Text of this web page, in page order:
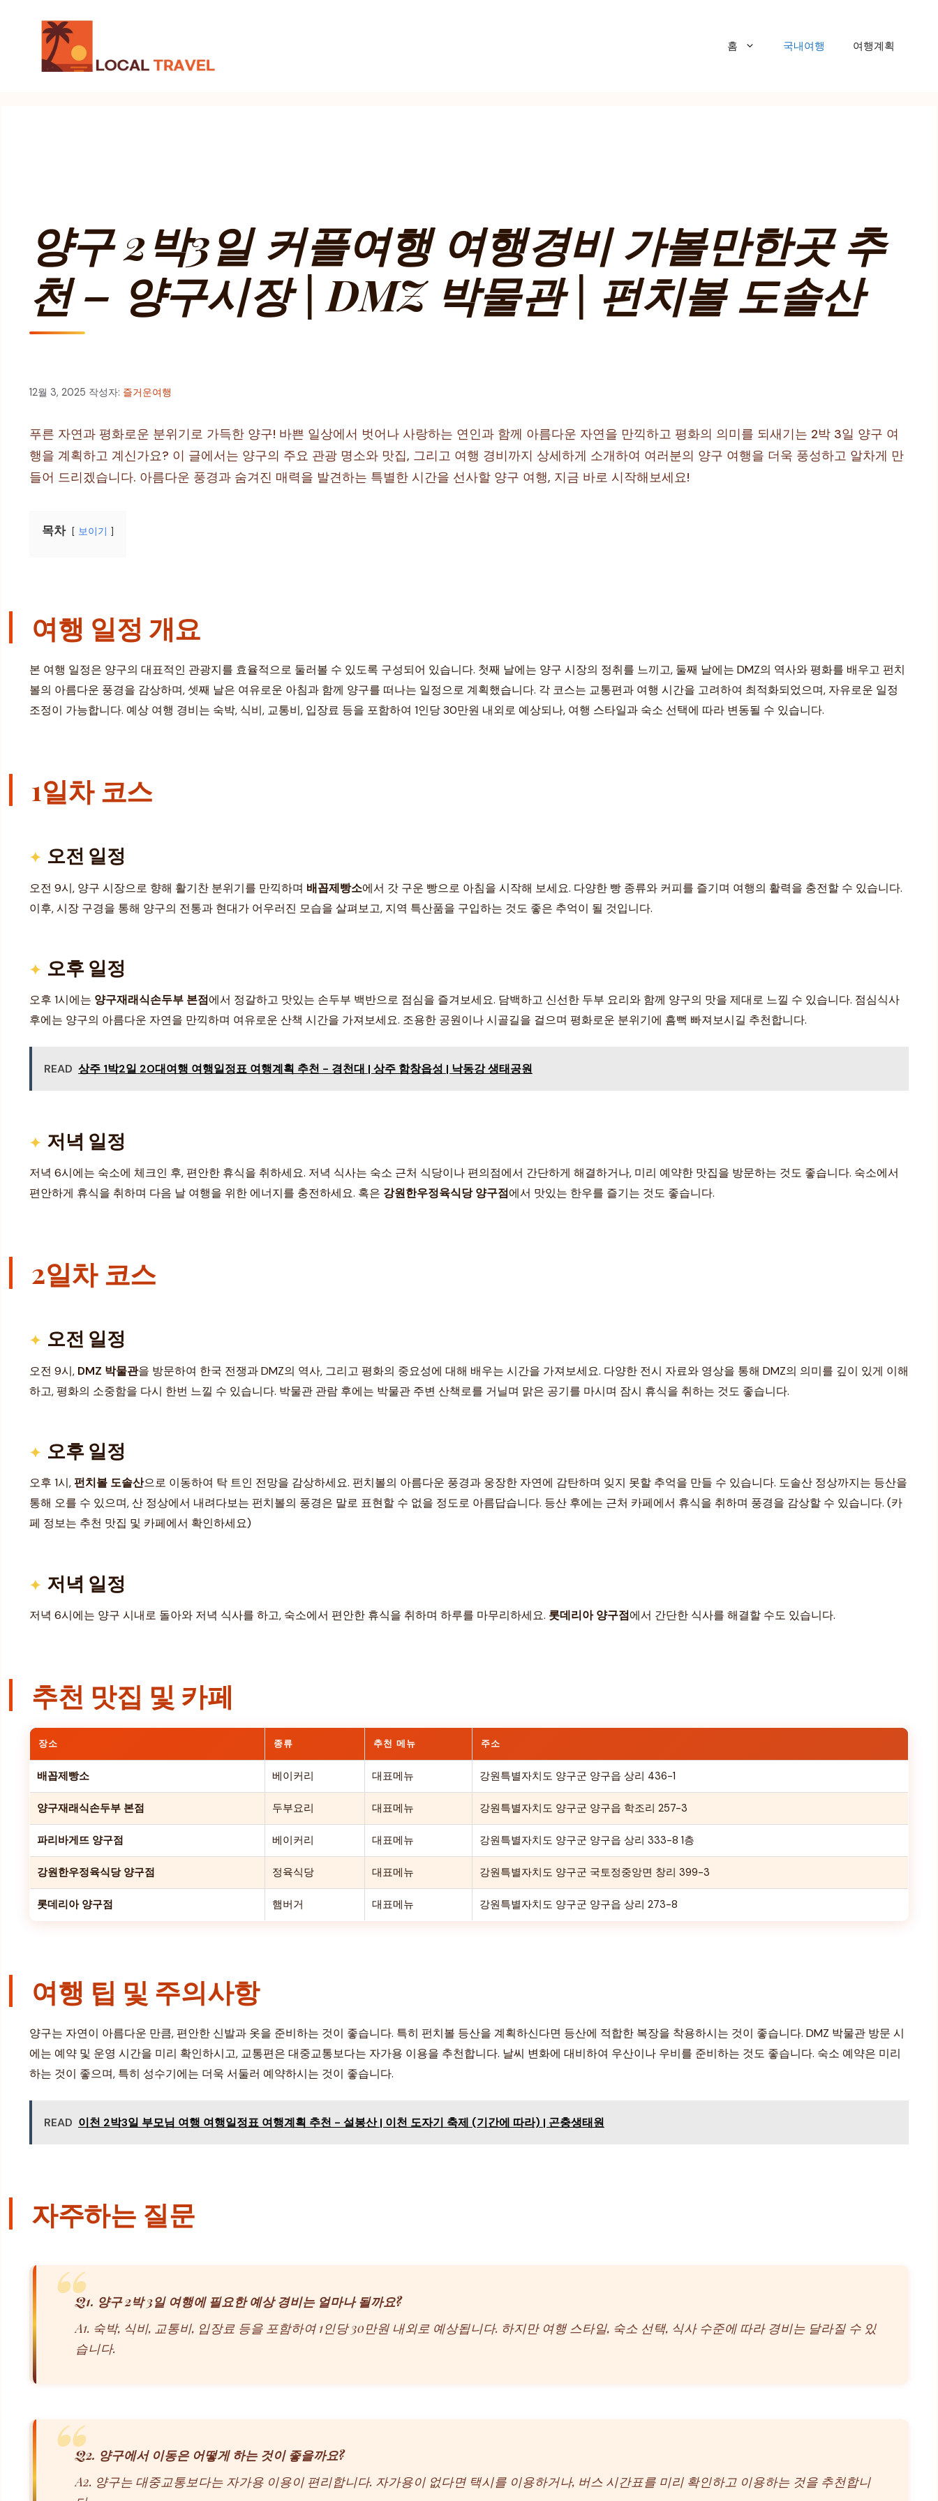
홈 국내여행 여행계획
양구 2박3일 커플여행 여행경비 가볼만한곳 추
천 – 양구시장 | DMZ 박물관 | 펀치볼 도솔산
12월 3, 2025 작성자: 즐거운여행
푸른 자연과 평화로운 분위기로 가득한 양구! 바쁜 일상에서 벗어나 사랑하는 연인과 함께 아름다운 자연을 만끽하고 평화의 의미를 되새기는 2박 3일 양구 여
행을 계획하고 계신가요? 이 글에서는 양구의 주요 관광 명소와 맛집, 그리고 여행 경비까지 상세하게 소개하여 여러분의 양구 여행을 더욱 풍성하고 알차게 만
들어 드리겠습니다. 아름다운 풍경과 숨겨진 매력을 발견하는 특별한 시간을 선사할 양구 여행, 지금 바로 시작해보세요!
목차 보이기
여행 일정 개요
본 여행 일정은 양구의 대표적인 관광지를 효율적으로 둘러볼 수 있도록 구성되어 있습니다. 첫째 날에는 양구 시장의 정취를 느끼고, 둘째 날에는 DMZ의 역사와 평화를 배우고 펀치
볼의 아름다운 풍경을 감상하며, 셋째 날은 여유로운 아침과 함께 양구를 떠나는 일정으로 계획했습니다. 각 코스는 교통편과 여행 시간을 고려하여 최적화되었으며, 자유로운 일정
조정이 가능합니다. 예상 여행 경비는 숙박, 식비, 교통비, 입장료 등을 포함하여 1인당 30만원 내외로 예상되나, 여행 스타일과 숙소 선택에 따라 변동될 수 있습니다.
1일차 코스
오전 일정
오전 9시, 양구 시장으로 향해 활기찬 분위기를 만끽하며 배꼽제빵소에서 갓 구운 빵으로 아침을 시작해 보세요. 다양한 빵 종류와 커피를 즐기며 여행의 활력을 충전할 수 있습니다.
이후, 시장 구경을 통해 양구의 전통과 현대가 어우러진 모습을 살펴보고, 지역 특산품을 구입하는 것도 좋은 추억이 될 것입니다.
오후 일정
오후 1시에는 양구재래식손두부 본점에서 정갈하고 맛있는 손두부 백반으로 점심을 즐겨보세요. 담백하고 신선한 두부 요리와 함께 양구의 맛을 제대로 느낄 수 있습니다. 점심식사
후에는 양구의 아름다운 자연을 만끽하며 여유로운 산책 시간을 가져보세요. 조용한 공원이나 시골길을 걸으며 평화로운 분위기에 흠뻑 빠져보시길 추천합니다.
READ 상주 1박2일 20대여행 여행일정표 여행계획 추천 - 경천대 | 상주 함창읍성 | 낙동강 생태공원
저녁 일정
저녁 6시에는 숙소에 체크인 후, 편안한 휴식을 취하세요. 저녁 식사는 숙소 근처 식당이나 편의점에서 간단하게 해결하거나, 미리 예약한 맛집을 방문하는 것도 좋습니다. 숙소에서
편안하게 휴식을 취하며 다음 날 여행을 위한 에너지를 충전하세요. 혹은 강원한우정육식당 양구점에서 맛있는 한우를 즐기는 것도 좋습니다.
2일차 코스
오전 일정
오전 9시, DMZ 박물관을 방문하여 한국 전쟁과 DMZ의 역사, 그리고 평화의 중요성에 대해 배우는 시간을 가져보세요. 다양한 전시 자료와 영상을 통해 DMZ의 의미를 깊이 있게 이해
하고, 평화의 소중함을 다시 한번 느낄 수 있습니다. 박물관 관람 후에는 박물관 주변 산책로를 거닐며 맑은 공기를 마시며 잠시 휴식을 취하는 것도 좋습니다.
오후 일정
오후 1시,펀치볼 도솔산으로 이동하여 탁 트인 전망을 감상하세요. 펀치볼의 아름다운 풍경과 웅장한 자연에 감탄하며 잊지 못할 추억을 만들 수 있습니다. 도솔산 정상까지는 등산을
통해 오를 수 있으며, 산 정상에서 내려다보는 펀치볼의 풍경은 말로 표현할 수 없을 정도로 아름답습니다. 등산 후에는 근처 카페에서 휴식을 취하며 풍경을 감상할 수 있습니다. (카
페 정보는 추천 맛집 및 카페에서 확인하세요)
저녁 일정
저녁 6시에는 양구 시내로 돌아와 저녁 식사를 하고, 숙소에서 편안한 휴식을 취하며 하루를 마무리하세요. 롯데리아 양구점에서 간단한 식사를 해결할 수도 있습니다.
추천 맛집 및 카페
장소 종류 추천 메뉴 주소
배꼽제빵소 베이커리 대표메뉴 강원특별자치도 양구군 양구읍 상리 436-1
양구재래식손두부 본점 두부요리 대표메뉴 강원특별자치도 양구군 양구읍 학조리 257-3
파리바게뜨 양구점 베이커리 대표메뉴 강원특별자치도 양구군 양구읍 상리 333-8 1층
강원한우정육식당 양구점 정육식당 대표메뉴 강원특별자치도 양구군 국토정중앙면 창리 399-3
롯데리아 양구점 햄버거 대표메뉴 강원특별자치도 양구군 양구읍 상리 273-8
여행 팁 및 주의사항
양구는 자연이 아름다운 만큼, 편안한 신발과 옷을 준비하는 것이 좋습니다. 특히 펀치볼 등산을 계획하신다면 등산에 적합한 복장을 착용하시는 것이 좋습니다. DMZ 박물관 방문 시
에는 예약 및 운영 시간을 미리 확인하시고, 교통편은 대중교통보다는 자가용 이용을 추천합니다. 날씨 변화에 대비하여 우산이나 우비를 준비하는 것도 좋습니다. 숙소 예약은 미리
하는 것이 좋으며, 특히 성수기에는 더욱 서둘러 예약하시는 것이 좋습니다.
READ 이천 2박3일 부모님 여행 여행일정표 여행계획 추천 - 설봉산 | 이천 도자기 축제 (기간에 따라) | 곤충생태원
자주하는 질문
Q1. 양구 2박 3일 여행에 필요한 예상 경비는 얼마나 될까요?
A1. 숙박, 식비, 교통비, 입장료 등을 포함하여 1인당 30만원 내외로 예상됩니다. 하지만 여행 스타일, 숙소 선택, 식사 수준에 따라 경비는 달라질 수 있
습니다.
Q2. 양구에서 이동은 어떻게 하는 것이 좋을까요?
A2. 양구는 대중교통보다는 자가용 이용이 편리합니다. 자가용이 없다면 택시를 이용하거나, 버스 시간표를 미리 확인하고 이용하는 것을 추천합니